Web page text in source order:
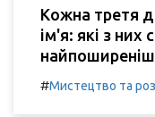
Кожна третя
ім'я: які з них
#Мистецтво та